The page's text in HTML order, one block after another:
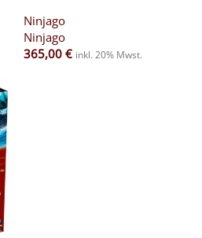
Ninjago
Ninjago
365,00 € inkl. 20% Mwst.